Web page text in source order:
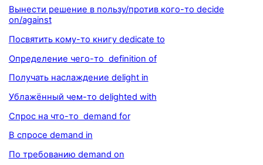
Вынести решение в пользу/против кого-то decide
on/against
Посвятить кому-то книгу dedicate to
Определение чего-то definition of
Получать наслаждение delight in
Ублажённый чем-то delighted with
Спрос на что-то demand for
В спросе demand in
По требованию demand on